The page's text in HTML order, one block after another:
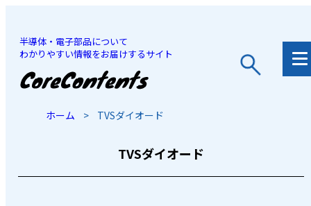
半導体・電子部品について
わかりやすい情報をお届けするサイト
JP
ホーム > TVSダイオード
TVSダイオード